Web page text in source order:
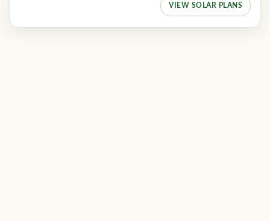
VIEW SOLAR PLANS